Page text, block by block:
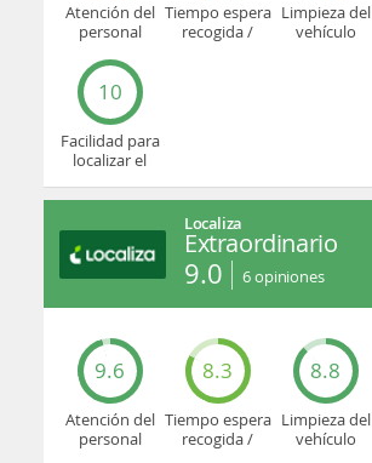
Atención del
personal
Tiempo espera
recogida /
Limpieza del
vehículo
10
Facilidad para
localizar el
oficina
Localiza
Extraordinario
9.0 6opiniones
9.6
Atención del
personal
8.3
Tiempo espera
recogida /
8.8
Limpieza del
vehículo